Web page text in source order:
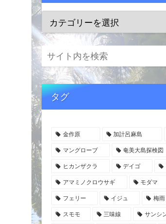
タグ
金作原 加計呂麻島
マングローブ 奄美大島探検図
ヒカンザクラ デイゴ
アマミノクロウサギ モダマ
フェリー イジュ 梅雨
スモモ 三味線 サンシ